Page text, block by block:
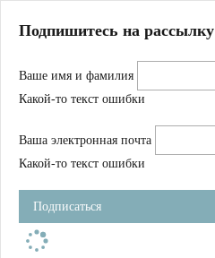
Магазин
Журнал
Школа
Устав
Фильмы
Имена
Тэги
Подпишитесь на
Ваше имя и фамилия
Какой-то текст ошибки
Ваша электронная почта
Какой-то текст ошибки
Подписаться